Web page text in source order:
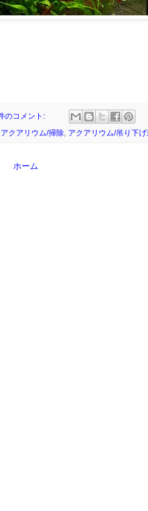
のコメント:
アクアリウム/掃除 アクアリウム/吊り下げ
ホーム